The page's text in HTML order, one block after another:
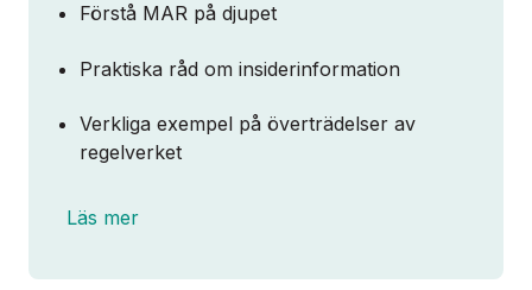
Partnerskap
Förstå MAR på djupet
Praktiska råd om insiderinformation
Verkliga exempel på överträdelser av
regelverket
Läs mer